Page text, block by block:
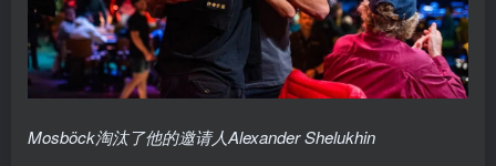
Mosböck淘汰了他的邀请人Alexander Shelukhin